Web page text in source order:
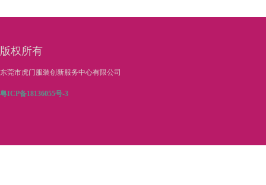
版权所有
东莞市虎门服装创新服务中心有限公司
粤ICP备18136055号-3